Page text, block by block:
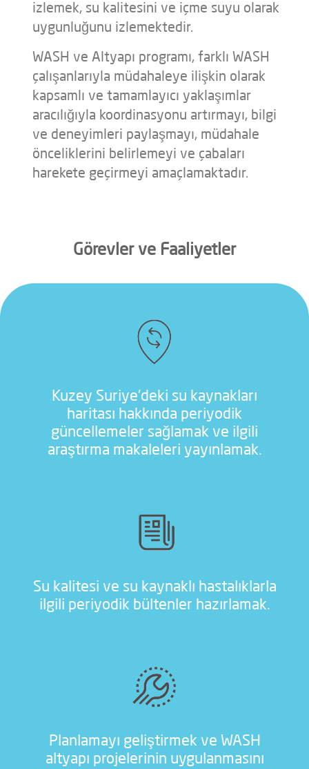
izlemek, su kalitesini ve içme suyu olarak
uygunluğunu izlemektedir.
WASH ve Altyapı programı, farklı WASH
çalışanlarıyla müdahaleye ilişkin olarak
kapsamlı ve tamamlayıcı yaklaşımlar
aracılığıyla koordinasyonu artırmayı, bilgi
ve deneyimleri paylaşmayı, müdahale
önceliklerini belirlemeyi ve çabaları
harekete geçirmeyi amaçlamaktadır.
Görevler ve Faaliyetler
Kuzey Suriye'deki su kaynakları
haritası hakkında periyodik
güncellemeler sağlamak ve ilgili
araştırma makaleleri yayınlamak.
Su kalitesi ve su kaynaklı hastalıklarla
ilgili periyodik bültenler hazırlamak.
Planlamayı geliştirmek ve WASH
altyapı projelerinin uygulanmasını